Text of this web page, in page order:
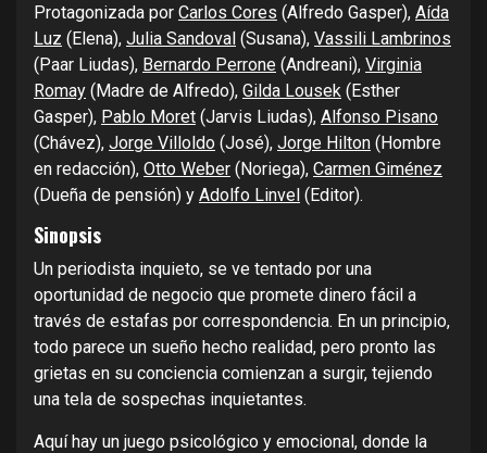
Protagonizada por Carlos Cores (Alfredo Gasper), Aída
Luz (Elena), Julia Sandoval (Susana), Vassili Lambrinos
(Paar Liudas), Bernardo Perrone (Andreani), Virginia
Romay (Madre de Alfredo), Gilda Lousek (Esther
Gasper), Pablo Moret (Jarvis Liudas), Alfonso Pisano
(Chávez), Jorge Villoldo (José), Jorge Hilton (Hombre
en redacción), Otto Weber (Noriega), Carmen Giménez
(Dueña de pensión) y Adolfo Linvel (Editor).
Sinopsis
Un periodista inquieto, se ve tentado por una
oportunidad de negocio que promete dinero fácil a
través de estafas por correspondencia. En un principio,
todo parece un sueño hecho realidad, pero pronto las
grietas en su conciencia comienzan a surgir, tejiendo
una tela de sospechas inquietantes.
Aquí hay un juego psicológico y emocional, donde la